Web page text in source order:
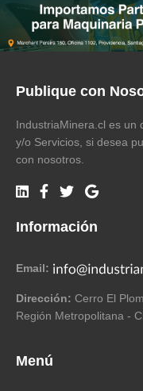
Publique con
IndustriaMinera.cl es un
y/o Servicios, si desea
con nosotros.
Información
Email:
Dirección: Cerro El
Región Metropolitana -
Menú